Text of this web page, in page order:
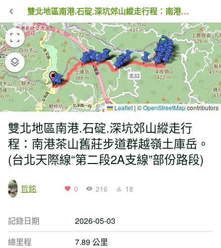
雙北地區南港.石碇.深坑郊山縱走行程：南港茶山舊莊步道群越嶺土庫岳。(台北天際線“第二段2A支線”部份路段)
Leaflet | ©OpenStreetMapcontributors
雙北地區南港.石碇.深坑郊山縱走行
程：南港茶山舊莊步道群越嶺土庫岳。
(台北天際線“第二段2A支線”部份路段)
哲銘 0 216 18
記錄日期
2026-05-03
總里程
7.89 公里